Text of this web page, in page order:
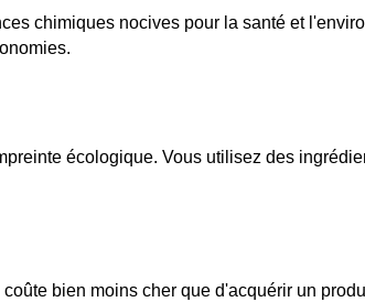
chimiques nocives pour la santé et
écologique. Vous utilisez des
bien moins cher que d'acquérir un